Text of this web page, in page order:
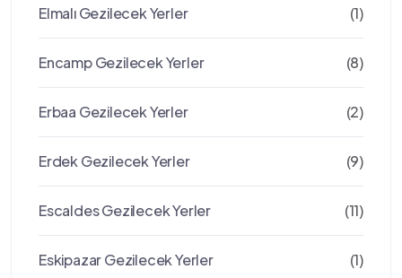
Elmalı Gezilecek Yerler (1)
Encamp Gezilecek Yerler (8)
Erbaa Gezilecek Yerler (2)
Erdek Gezilecek Yerler (9)
Escaldes Gezilecek Yerler (11)
Eskipazar Gezilecek Yerler (1)